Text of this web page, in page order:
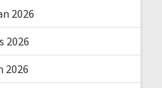
2026
2026
2026